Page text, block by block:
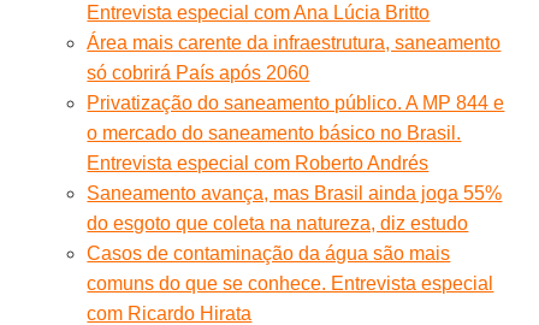
Entrevista especial com Ana Lúcia Britto
Área mais carente da infraestrutura, saneamento
só cobrirá País após 2060
Privatização do saneamento público. A MP 844 e
o mercado do saneamento básico no Brasil.
Entrevista especial com Roberto Andrés
Saneamento avança, mas Brasil ainda joga 55%
do esgoto que coleta na natureza, diz estudo
Casos de contaminação da água são mais
comuns do que se conhece. Entrevista especial
com Ricardo Hirata